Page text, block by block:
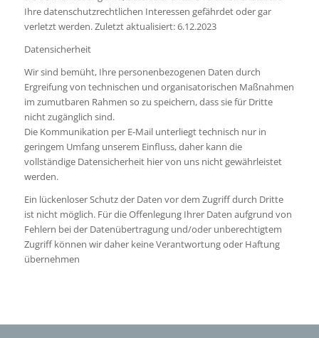
Ihre datenschutzrechtlichen Interessen gefährdet oder gar
verletzt werden. Zuletzt aktualisiert: 6.12.2023
Datensicherheit
Wir sind bemüht, Ihre personenbezogenen Daten durch
Ergreifung von technischen und organisatorischen Maßnahmen
im zumutbaren Rahmen so zu speichern, dass sie für Dritte
nicht zugänglich sind.
Die Kommunikation per E-Mail unterliegt technisch nur in
geringem Umfang unserem Einfluss, daher kann die
vollständige Datensicherheit hier von uns nicht gewährleistet
werden.
Ein lückenloser Schutz der Daten vor dem Zugriff durch Dritte
ist nicht möglich. Für die Offenlegung Ihrer Daten aufgrund von
Fehlern bei der Datenübertragung und/oder unberechtigtem
Zugriff können wir daher keine Verantwortung oder Haftung
übernehmen